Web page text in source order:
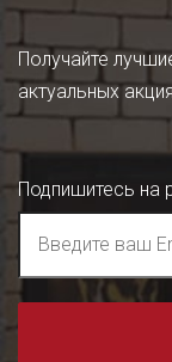
Получайте
актуальных
Подпишитесь на